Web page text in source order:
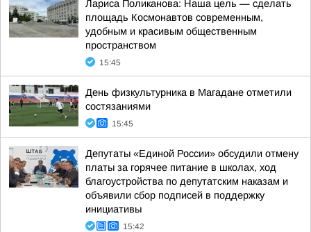
Лариса Поликанова: Наша цель — сделать
площадь Космонавтов современным,
удобным и красивым общественным
пространством
15:45
День физкультурника в Магадане отметили
состязаниями
15:45
Депутаты «Единой России» обсудили отмену
платы за горячее питание в школах, ход
благоустройства по депутатским наказам и
объявили сбор подписей в поддержку
инициативы
15:42